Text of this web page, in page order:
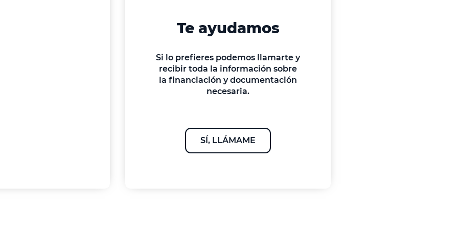
Te ayudamos
Si lo prefieres podemos llamarte y
recibir toda la información sobre
la financiación y documentación
necesaria.
SÍ, LLÁMAME